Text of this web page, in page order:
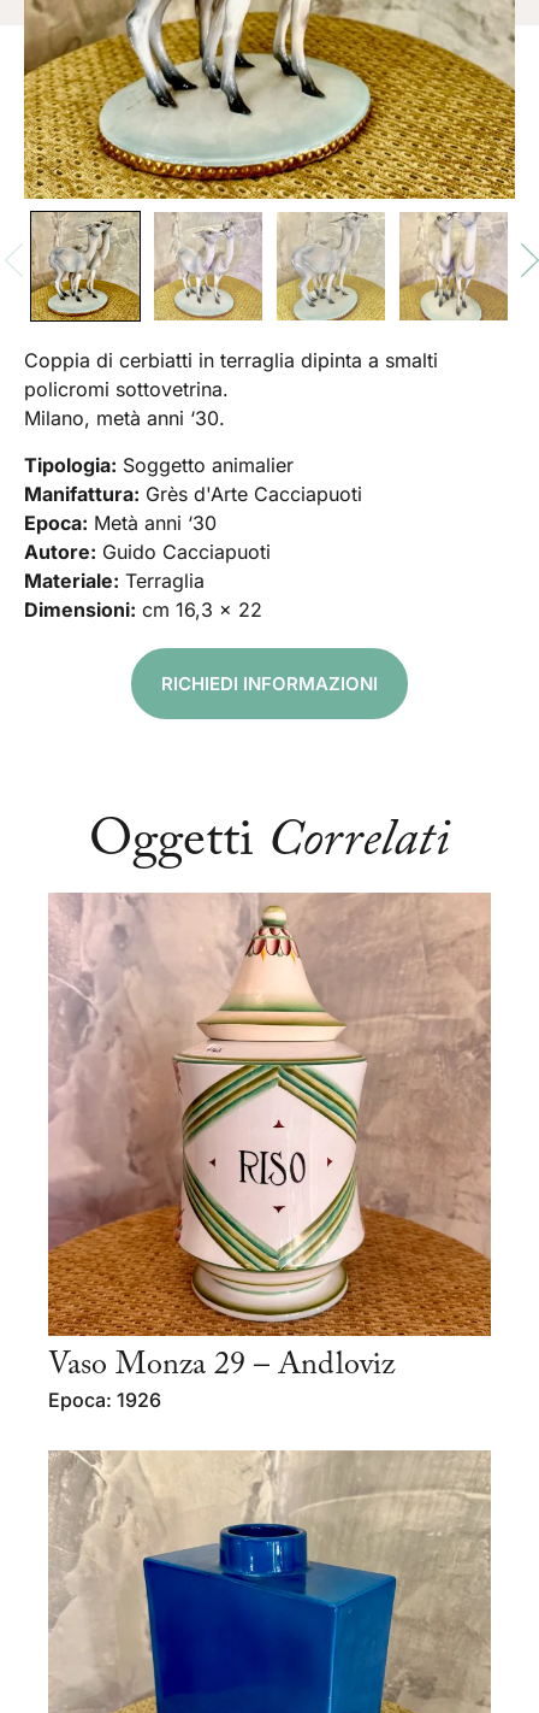
Coppia di cerbiatti in terraglia dipinta a smalti
policromi sottovetrina.
Milano, metà anni ‘30.
Tipologia: Soggetto animalier
Manifattura: Grès d'Arte Cacciapuoti
Epoca: Metà anni ‘30
Autore: Guido Cacciapuoti
Materiale: Terraglia
Dimensioni: cm 16,3 x 22
RICHIEDI INFORMAZIONI
Oggetti Correlati
Vaso Monza 29 – Andloviz
Epoca: 1926